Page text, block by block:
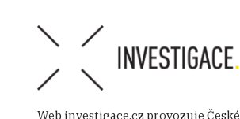
Web investigace.cz provozuje České